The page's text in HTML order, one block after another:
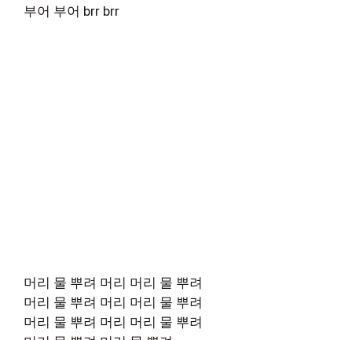
부어 부어 brr brr
머리 물 뿌려 머리 머리 물 뿌려
머리 물 뿌려 머리 머리 물 뿌려
머리 물 뿌려 머리 머리 물 뿌려